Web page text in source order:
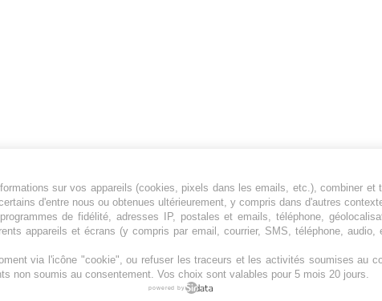
Jeunesfooteux est un média sportif qui traite
principalement de l'actualité de la Ligue 1 et
des grosses actualités de la Ligue 2 et du
Plan du site | Syndication |Powered by WM
sur vos appareils (cookies, pixels dans les emails, etc.), combiner et
d'entre nous ou obtenues ultérieurement, y compris dans d'autres
de fidélité, adresses IP, postales et emails, téléphone,
appareils et écrans (y compris par email, courrier, SMS, téléphone,
via l'icône "cookie", ou refuser les traceurs et les activités soumises au
non soumis au consentement. Vos choix sont valables pour 5 mois 20 jours.
powered by